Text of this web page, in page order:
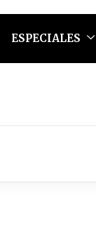
ESPECIALES